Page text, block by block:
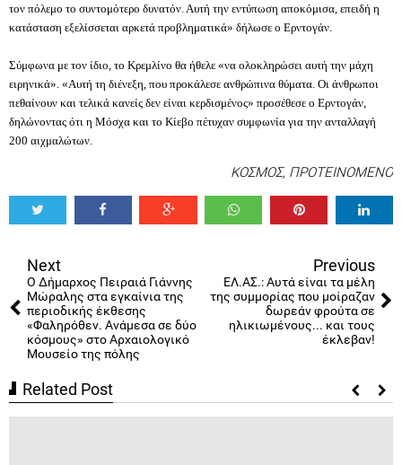
τον πόλεμο το συντομότερο δυνατόν. Αυτή την εντύπωση αποκόμισα, επειδή η
κατάσταση εξελίσσεται αρκετά προβληματικά» δήλωσε ο Ερντογάν.
Σύμφωνα με τον ίδιο, το Κρεμλίνο θα ήθελε «να ολοκληρώσει αυτή την μάχη
ειρηνικά». «Αυτή τη διένεξη, που προκάλεσε ανθρώπινα θύματα. Οι άνθρωποι
πεθαίνουν και τελικά κανείς δεν είναι κερδισμένος» προσέθεσε ο Ερντογάν,
δηλώνοντας ότι η Μόσχα και το Κίεβο πέτυχαν συμφωνία για την ανταλλαγή
200 αιχμαλώτων.
ΚΟΣΜΟΣ, ΠΡΟΤΕΙΝΟΜΕΝΟ
Next
Ο Δήμαρχος Πειραιά Γιάννης
Μώραλης στα εγκαίνια της
περιοδικής έκθεσης
«Φαληρόθεν. Ανάμεσα σε δύο
κόσμους» στο Αρχαιολογικό
Μουσείο της πόλης
Previous
ΕΛ.ΑΣ.: Αυτά είναι τα μέλη
της συμμορίας που μοίραζαν
δωρεάν φρούτα σε
ηλικιωμένους... και τους
έκλεβαν!
Related Post